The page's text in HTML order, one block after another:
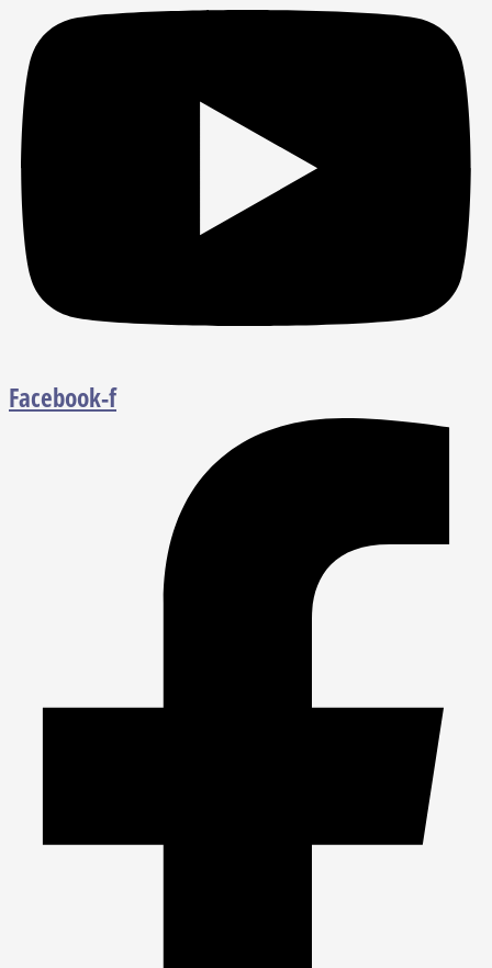
Facebook-f